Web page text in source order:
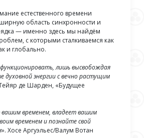
естественного времени
область синхронности и
— именно здесь мы найдём
с которыми сталкиваемся как
и глобально.
лишь высвобождая
духовной энергии с вечно растущим
де Шарден, «Будущее
временем, владеет вашим
временем и познайте свой
. Хосе Аргуэльес/Валум Вотан